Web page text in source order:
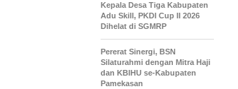
Kepala Desa Tiga Kabupaten
Adu Skill, PKDI Cup II 2026
Dihelat di SGMRP
Pererat Sinergi, BSN
Silaturahmi dengan Mitra Haji
dan KBIHU se-Kabupaten
Pamekasan